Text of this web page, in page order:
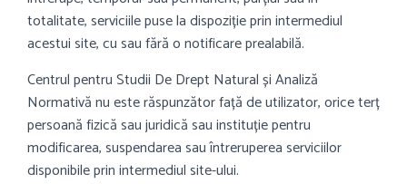
totalitate, serviciile puse la dispoziție prin intermediul
acestui site, cu sau fără o notificare prealabilă.
Centrul pentru Studii De Drept Natural și Analiză
Normativă nu este răspunzător față de utilizator, orice terț
persoană fizică sau juridică sau instituție pentru
modificarea, suspendarea sau întreruperea serviciilor
disponibile prin intermediul site-ului.